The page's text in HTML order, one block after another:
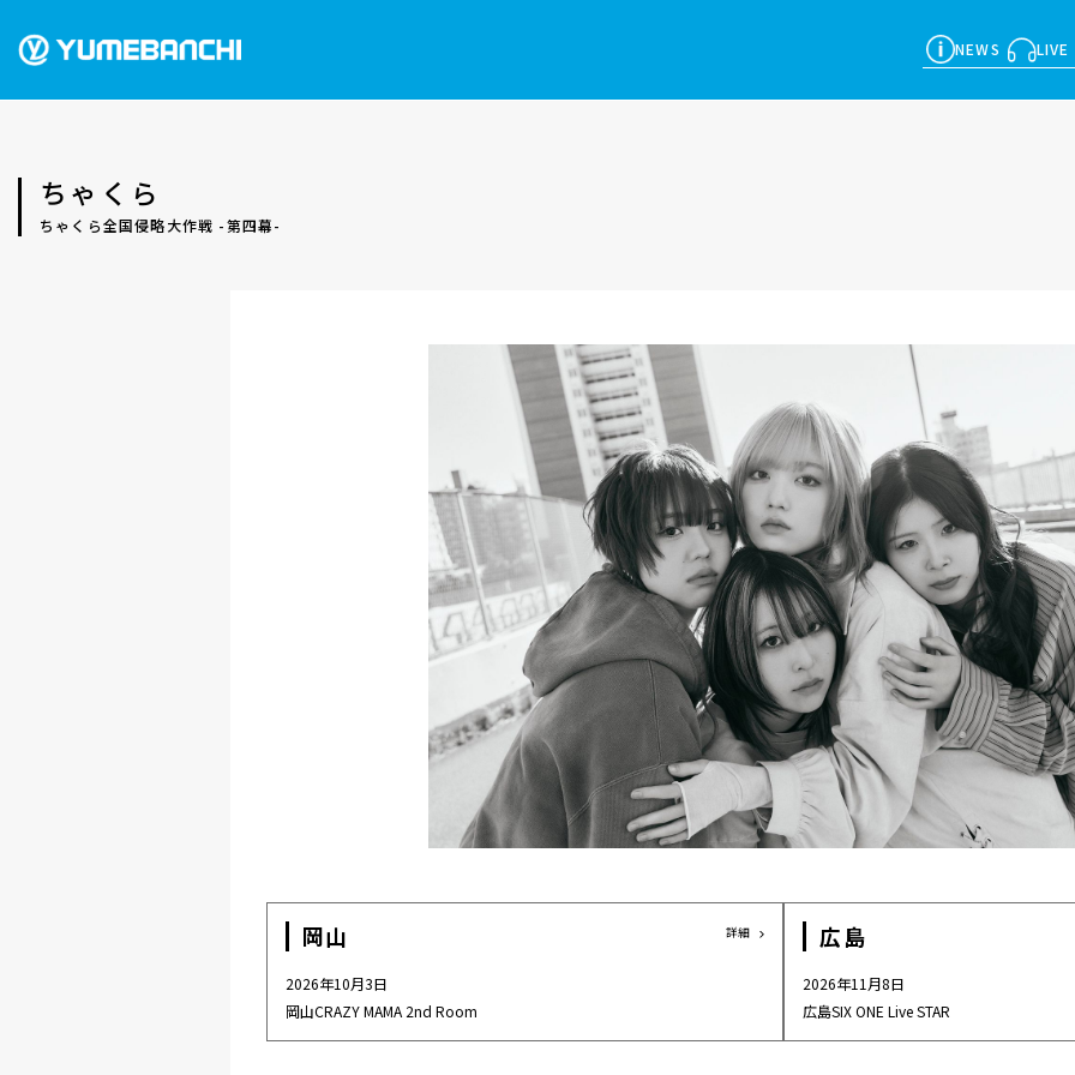
NEWS LIVE
ウルフルズ 家入レオ かりゆし58 Arakezuri GLAY
ちゃくら
ちゃくら全国侵略大作戦 -第四幕-
岡山
2026年10月3日
岡山CRAZY MAMA 2nd Room
詳細 広島
2026年11月8日
広島SIX ONE Live STAR